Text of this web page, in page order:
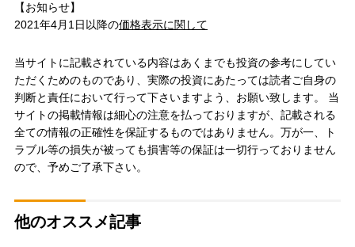
【お知らせ】
2021年4月1日以降の価格表示に関して
当サイトに記載されている内容はあくまでも投資の参考にしてい
ただくためのものであり、実際の投資にあたっては読者ご自身の
判断と責任において行って下さいますよう、お願い致します。 当
サイトの掲載情報は細心の注意を払っておりますが、記載される
全ての情報の正確性を保証するものではありません。万が一、ト
ラブル等の損失が被っても損害等の保証は一切行っておりません
ので、予めご了承下さい。
他のオススメ記事